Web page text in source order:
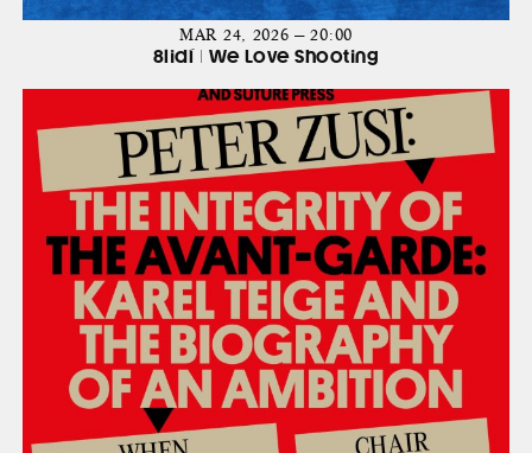
MAR 24, 2026 — 20:00
8lidí | We Love Shooting